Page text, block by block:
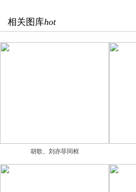
相关图库hot
胡歌、刘亦菲同框